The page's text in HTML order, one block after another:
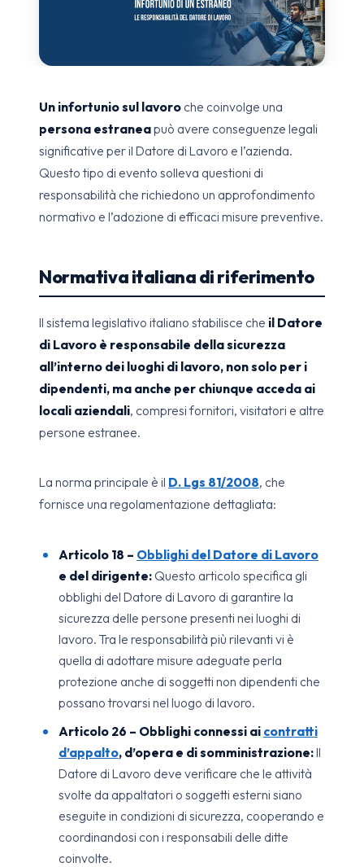
Un infortunio sul lavoro che coinvolge una
persona estraneapuò avere conseguenze legali
significative per il Datore di Lavoro e l’azienda.
Questo tipo di evento solleva questioni di
responsabilità che richiedono un approfondimento
normativo e l’adozione di efficaci misure preventive.
Normativa italiana di riferimento
Il sistema legislativo italiano stabilisce che il Datore
di Lavoro è responsabile della sicurezza
all’interno dei luoghi di lavoro, non solo per i
dipendenti, ma anche per chiunque acceda ai
locali aziendali, compresi fornitori, visitatori e altre
persone estranee.
La norma principale è il D. Lgs 81/2008, che
fornisce una regolamentazione dettagliata:
Articolo 18 – Obblighi del Datore di Lavoro
e del dirigente: Questo articolo specifica gli
obblighi del Datore di Lavoro di garantire la
sicurezza delle persone presenti nei luoghi di
lavoro. Tra le responsabilità più rilevanti vi è
quella di adottare misure adeguate perla
protezione anche di soggetti non dipendenti che
possano trovarsi nel luogo di lavoro.
Articolo 26 – Obblighi connessi ai contratti
d’appalto, d’opera e di somministrazione:Il
Datore di Lavoro deve verificare che le attività
svolte da appaltatori o soggetti esterni siano
eseguite in condizioni di sicurezza, cooperando e
coordinandosi con i responsabili delle ditte
coinvolte.